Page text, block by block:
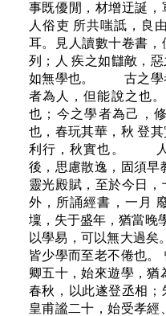
事既優閒，材增迂誕
人俗吏 所共嗤詆，
耳。見人讀數十卷書，
列；人 疾之如讎敵，
如無學也。 古之學
者為人，但能說之也
也；今之學者為己，
也，春玩其華，秋 登
利行，秋實也。 人
後，思慮散逸，固須早
靈光殿賦，至於今日
外，所誦經書，一月
壈，失于盛年，猶當晚
以學易，可以無大過矣
皆少學而至老不倦也。
卿五十，始來遊學，猶
春秋，以此遂登丞相；
皇甫謐二十，始受孝經